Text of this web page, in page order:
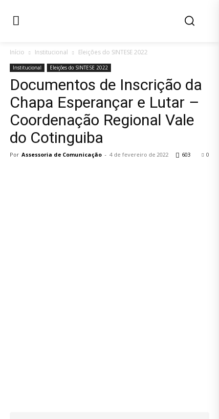
Início Institucional Eleições do SINTESE 2022
Institucional Eleições do SINTESE 2022
Documentos de Inscrição da
Chapa Esperançar e Lutar –
Coordenação Regional Vale
do Cotinguiba
Por Assessoria de Comunicação - 4 de fevereiro de 2022 0
603